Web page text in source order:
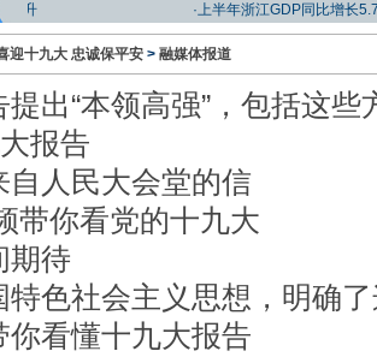
·上半年浙江GDP同比增长5.7%
升 ·上半年浙江GDP同比增长5.7%
迎十九大 忠诚保平安 > 融媒体报道
出“本领高强”，包括这些
报告
自人民大会堂的信
带你看党的十九大
期待
特色社会主义思想，明确
你看懂十九大报告